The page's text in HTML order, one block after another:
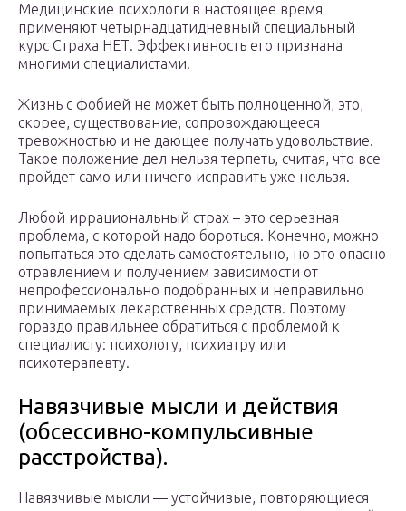
Медицинские психологи в настоящее время
применяют четырнадцатидневный специальный
курс Страха НЕТ. Эффективность его признана
многими специалистами.
Жизнь с фобией не может быть полноценной, это,
скорее, существование, сопровождающееся
тревожностью и не дающее получать удовольствие.
Такое положение дел нельзя терпеть, считая, что все
пройдет само или ничего исправить уже нельзя.
Любой иррациональный страх – это серьезная
проблема, с которой надо бороться. Конечно, можно
попытаться это сделать самостоятельно, но это опасно
отравлением и получением зависимости от
непрофессионально подобранных и неправильно
принимаемых лекарственных средств. Поэтому
гораздо правильнее обратиться с проблемой к
специалисту: психологу, психиатру или
психотерапевту.
Навязчивые мысли и действия
(обсессивно-компульсивные
расстройства).
Навязчивые мысли — устойчивые, повторяющиеся